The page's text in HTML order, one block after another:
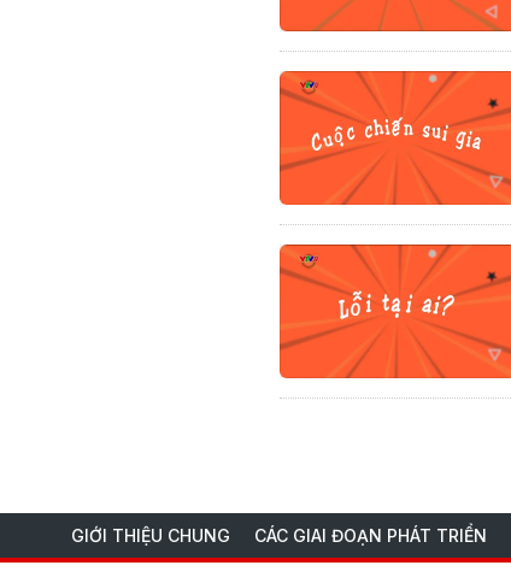
GIỚI THIỆU CHUNG CÁC GIAI ĐOẠN PHÁT TRIỂN